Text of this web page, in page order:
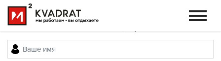
Контактное лицо